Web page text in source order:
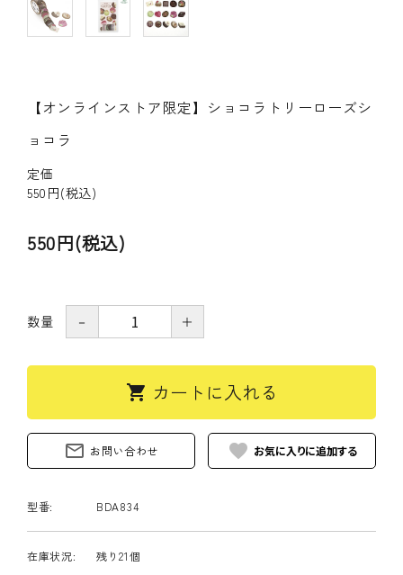
ご利用ガイド／よくあるご質問
マイページ
【オンラインストア限定】ショコラトリーローズシ
ョコラ
定価
550円(税込)
550円(税込)
数量 － ＋
shopping_cart カートに入れる
mail_outline お問い合わせ favorite
型番: BDA834
在庫状況: 残り21個